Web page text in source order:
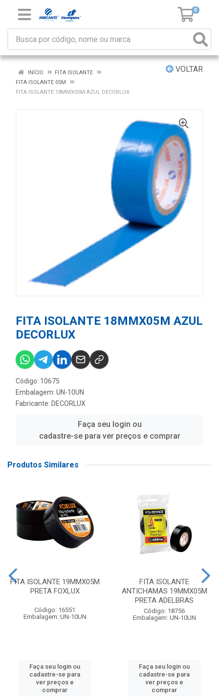
0
VOLTAR
INÍCIO
FITA ISOLANTE
FITA ISOLANTE 05M
FITA ISOLANTE 18MMX05M AZUL DECORLUX
FITA ISOLANTE 18MMX05M AZUL
DECORLUX
Código: 10675
Embalagem: UN-10UN
Fabricante: DECORLUX
Faça seu login ou
cadastre-se para ver preços e comprar
Produtos Similares
FITA ISOLANTE 19MMX05M
PRETA FOXLUX
Código: 16551
Embalagem: UN-10UN
Faça seu login ou
cadastre-se para
ver preços e
comprar
FITA ISOLANTE
ANTICHAMAS 19MMX05M
PRETA ADELBRAS
Código: 18756
Embalagem: UN-10UN
Faça seu login ou
cadastre-se para
ver preços e
comprar